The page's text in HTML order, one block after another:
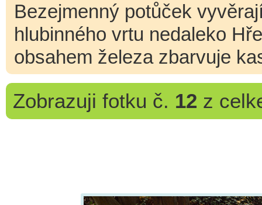
Bezejmenný potůček
hlubinného vrtu nedaleko
obsahem železa zbarvuje
Zobrazuji fotku č. 12 z